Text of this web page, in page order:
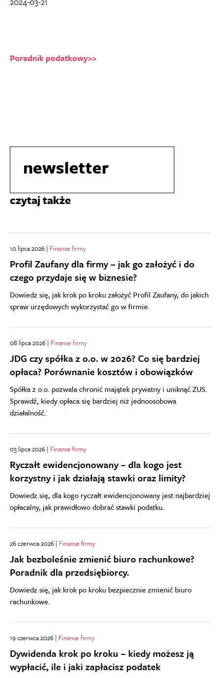
Poradnik podatkowy>>
newsletter
czytaj także
10 lipca 2026 | Finanse firmy
Profil Zaufany dla firmy – jak go założyć i do
czego przydaje się w biznesie?
Dowiedz się, jak krok po kroku założyć Profil Zaufany, do jakich
spraw urzędowych wykorzystać go w firmie.
08 lipca 2026 | Finanse firmy
JDG czy spółka z o.o. w 2026? Co się bardziej
opłaca? Porównanie kosztów i obowiązków
Spółka z o.o. pozwala chronić majątek prywatny i uniknąć ZUS.
Sprawdź, kiedy opłaca się bardziej niż jednoosobowa
działalność.
03 lipca 2026 | Finanse firmy
Ryczałt ewidencjonowany – dla kogo jest
korzystny i jak działają stawki oraz limity?
Dowiedz się, dla kogo ryczałt ewidencjonowany jest najbardziej
opłacalny, jak prawidłowo dobrać stawki podatku.
26 czerwca 2026 | Finanse firmy
Jak bezboleśnie zmienić biuro rachunkowe?
Poradnik dla przedsiębiorcy.
Dowiedz się, jak krok po kroku bezpiecznie zmienić biuro
rachunkowe.
19 czerwca 2026 | Finanse firmy
Dywidenda krok po kroku – kiedy możesz ją
wypłacić, ile i jaki zapłacisz podatek